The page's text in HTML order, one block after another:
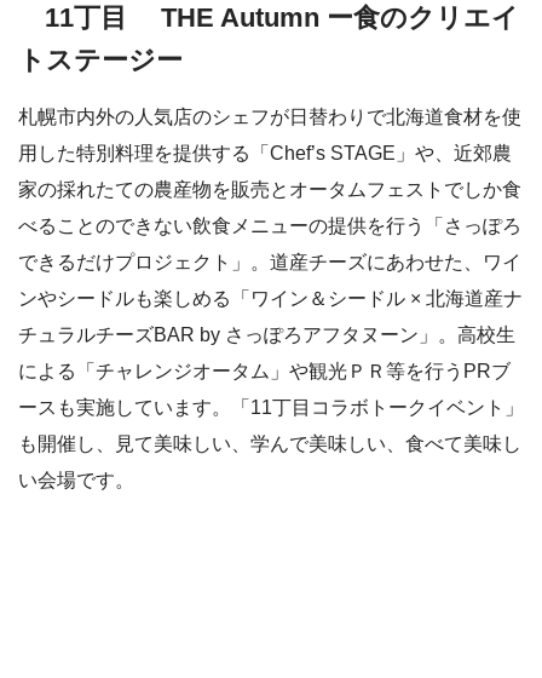
11丁目 THE Autumn ー食のクリエイ
トステージー
札幌市内外の人気店のシェフが日替わりで北海道食材を使
用した特別料理を提供する「Chef’s STAGE」や、近郊農
家の採れたての農産物を販売とオータムフェストでしか食
べることのできない飲食メニューの提供を行う「さっぽろ
できるだけプロジェクト」。道産チーズにあわせた、ワイ
ンやシードルも楽しめる「ワイン＆シードル × 北海道産ナ
チュラルチーズBAR by さっぽろアフタヌーン」。高校生
による「チャレンジオータム」や観光ＰＲ等を行うPRブ
ースも実施しています。「11丁目コラボトークイベント」
も開催し、見て美味しい、学んで美味しい、食べて美味し
い会場です。